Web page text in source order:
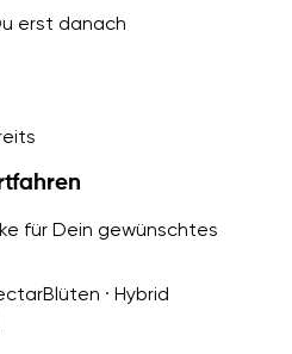
erst danach
für Dein gewünschtes
Blüten · Hybrid